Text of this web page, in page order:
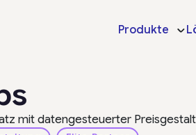
Produkte
mit datengesteuerter